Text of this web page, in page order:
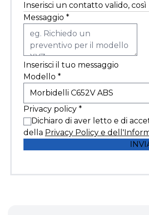
Inserisci un contatto valido,
Messaggio *
Inserisci il tuo messaggio
Modello *
Privacy policy *
Dichiaro di aver letto e di
della Privacy Policy e